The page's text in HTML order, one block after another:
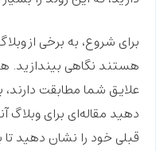
برای شروع، به برخی از
هستند نگاهی بیندازید.
علایق شما مطابقت دارند،
دهید مقاله‌ای برای وبلاگ
قبلی خود را نشان دهید